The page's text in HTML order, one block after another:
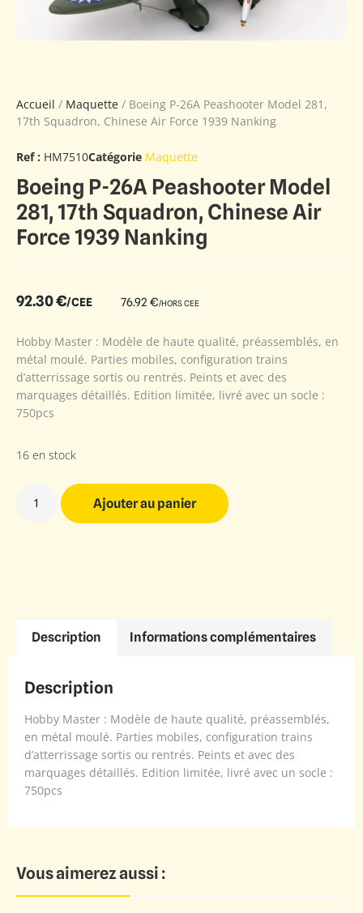
Accueil / Maquette / Boeing P-26A Peashooter Model 281,
17th Squadron, Chinese Air Force 1939 Nanking
Ref : HM7510Catégorie Maquette
Boeing P-26A Peashooter Model
281, 17th Squadron, Chinese Air
Force 1939 Nanking
92.30€/CEE 76.92 €/HORS CEE
Hobby Master : Modèle de haute qualité, préassemblés, en
métal moulé. Parties mobiles, configuration trains
d’atterrissage sortis ou rentrés. Peints et avec des
marquages détaillés. Edition limitée, livré avec un socle :
750pcs
16 en stock
Ajouter au panier
Description Informations complémentaires
Description
Hobby Master : Modèle de haute qualité, préassemblés,
en métal moulé. Parties mobiles, configuration trains
d’atterrissage sortis ou rentrés. Peints et avec des
marquages détaillés. Edition limitée, livré avec un socle :
750pcs
Vous aimerez aussi :